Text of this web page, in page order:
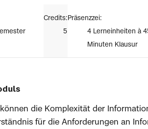
die Komplexität der
für die Anforderungen an
Credits:
5
Präsenzzei:
4 Lerneinheiten à
Minuten Klausur